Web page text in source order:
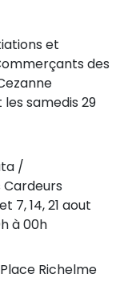
et
des
les samedis 29
/
Cardeurs
7, 14, 21 aout
à 00h
Richelme